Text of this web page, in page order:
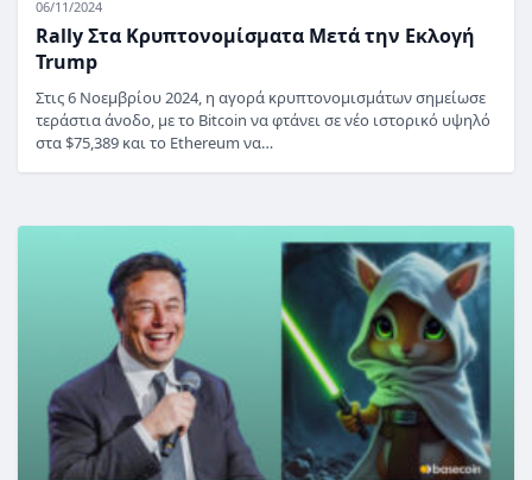
06/11/2024
Rally Στα Κρυπτονομίσματα Μετά την Εκλογή
Trump
Στις 6 Νοεμβρίου 2024, η αγορά κρυπτονομισμάτων σημείωσε
τεράστια άνοδο, με το Bitcoin να φτάνει σε νέο ιστορικό υψηλό
στα $75,389 και το Ethereum να…